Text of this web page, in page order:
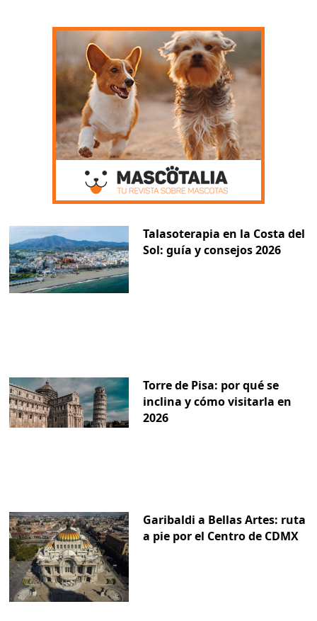
Talasoterapia en la Costa del
Sol: guía y consejos 2026
Torre de Pisa: por qué se
inclina y cómo visitarla en
2026
Garibaldi a Bellas Artes: ruta
a pie por el Centro de CDMX